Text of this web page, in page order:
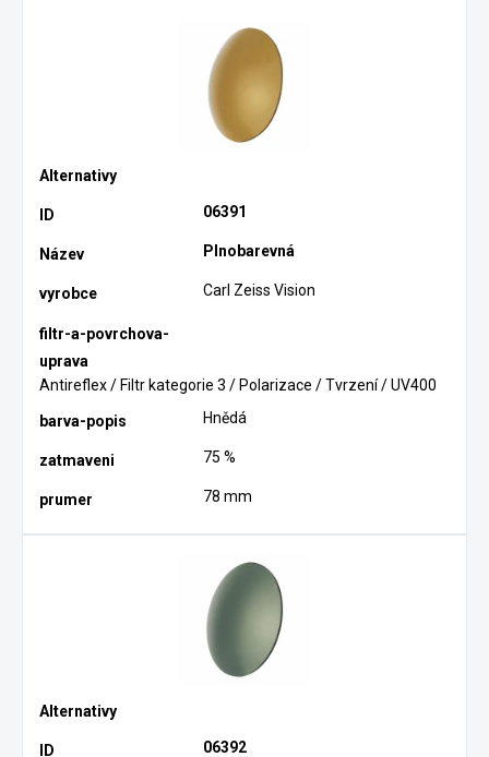
06391
Plnobarevná
Carl Zeiss Vision
Antireflex / Filtr kategorie 3 / Polarizace / Tvrzení / UV400
Hnědá
75 %
78 mm
06392